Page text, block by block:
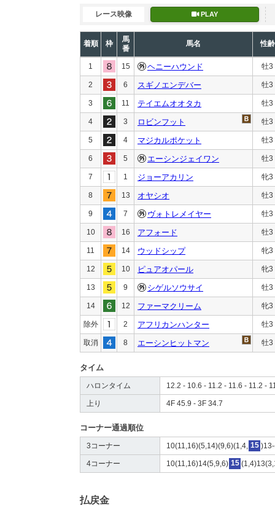
レース映像 PLAY
着順 枠
馬
番
馬名 性齢
1 15 ヘニーハウンド 牡3
2 6 スギノエンデバー 牡3
3 11 テイエムオオタカ 牡3
4 3 ロビンフット 牡3
5 4 マジカルポケット 牡3
6 5 エーシンジェイワン 牡3
7 1 ジョーアカリン 牝3
8 13 オヤシオ 牡3
9 7 ヴォトレメイヤー 牡3
10 16 アフォード 牡3
11 14 ウッドシップ 牝3
12 10 ピュアオパール 牝3
13 9 シゲルソウサイ 牡3
14 12 ファーマクリーム 牝3
除外 2 アフリカンハンター 牡3
取消 8 エーシンヒットマン 牡3
タイム
ハロンタイム 12.2 - 10.6 - 11.2 - 11.6 - 11.2 -
上り 4F 45.9 - 3F 34.7
コーナー通過順位
3コーナー 10(11,16)(5,14)(9,6)(1,4, 15
4コーナー 10(11,16)14(5,9,6) 15
払戻金